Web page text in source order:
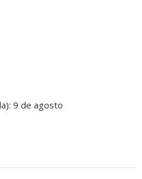
9 de agosto